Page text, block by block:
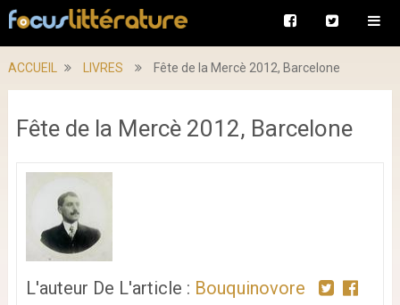
ACCUEIL LIVRES Fête de la Mercè 2012, Barcelone
Fête de la Mercè 2012, Barcelone
L'auteur De L'article : Bouquinovore